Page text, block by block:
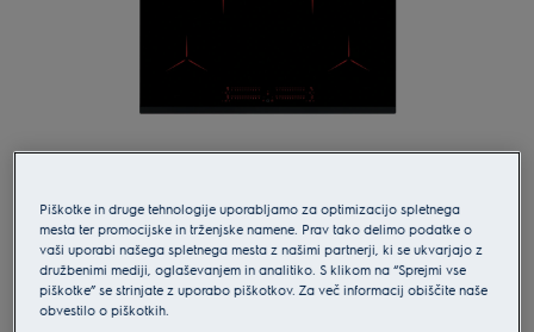
EIP8146
Electrolux 300 Pure 80 cm
Piškotke in druge tehnologije uporabljamo za optimizacijo spletnega
mesta ter promocijske in trženjske namene. Prav tako delimo podatke o
vaši uporabi našega spletnega mesta z našimi partnerji, ki se ukvarjajo z
družbenimi mediji, oglaševanjem in analitiko. S klikom na “Sprejmi vse
piškotke” se strinjate z uporabo piškotkov. Za več informacij obiščite naše
obvestilo o piškotkih.